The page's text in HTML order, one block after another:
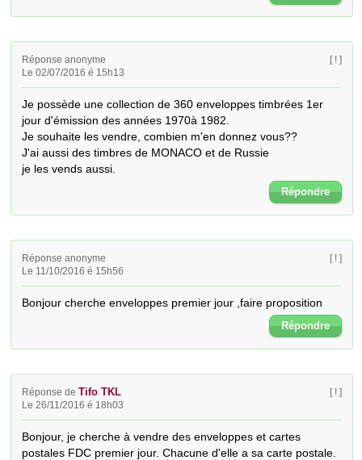
Réponse anonyme
Le 02/07/2016 é 15h13
[ ! ]
Je possède une collection de 360 enveloppes timbrées 1er
jour d'émission des années 1970à 1982.
Je souhaite les vendre, combien m'en donnez vous??
J'ai aussi des timbres de MONACO et de Russie
je les vends aussi.
Répondre
Réponse anonyme
Le 11/10/2016 é 15h56
[ ! ]
Bonjour cherche enveloppes premier jour ,faire proposition
Répondre
Réponse deTifo TKL
Le 26/11/2016 é 18h03
[ ! ]
Bonjour, je cherche à vendre des enveloppes et cartes
postales FDC premier jour. Chacune d'elle a sa carte postale.